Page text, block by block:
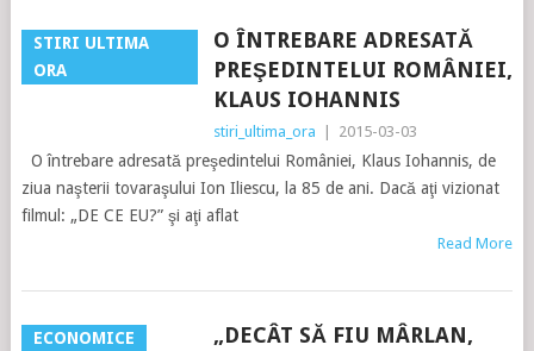
STIRI ULTIMA
ORA
O ÎNTREBARE ADRESATĂ
PREŞEDINTELUI ROMÂNIEI,
KLAUS IOHANNIS
stiri_ultima_ora 2015-03-03
O întrebare adresată preşedintelui României, Klaus Iohannis, de
ziua naşterii tovaraşului Ion Iliescu, la 85 de ani. Dacă aţi vizionat
filmul: „DE CE EU?” şi aţi aflat
Read More
ECONOMICE
„DECÂT SĂ FIU MÂRLAN,